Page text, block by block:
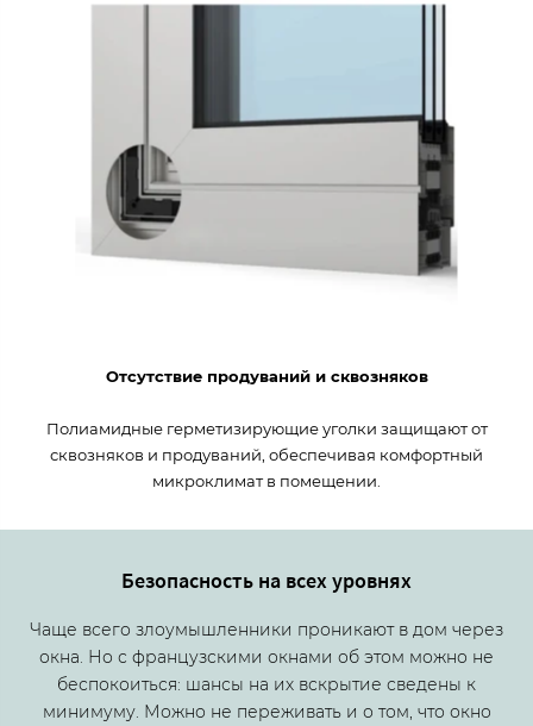
Отсутствие продуваний и сквозняков
Полиамидные герметизирующие уголки защищают от
сквозняков и продуваний, обеспечивая комфортный
микроклимат в помещении.
Безопасность на всех уровнях
Чаще всего злоумышленники проникают в дом через
окна. Но с французскими окнами об этом можно не
беспокоиться: шансы на их вскрытие сведены к
минимуму. Можно не переживать и о том, что окно